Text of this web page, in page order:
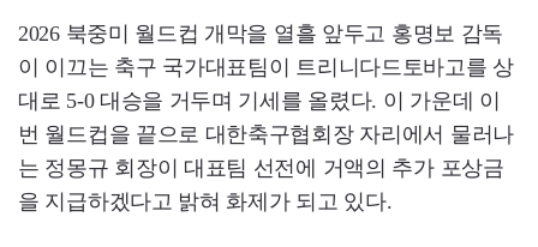
2026 북중미 월드컵 개막을 열흘 앞두고 홍명보 감독
이 이끄는 축구 국가대표팀이 트리니다드토바고를 상
대로 5-0 대승을 거두며 기세를 올렸다. 이 가운데 이
번 월드컵을 끝으로 대한축구협회장 자리에서 물러나
는 정몽규 회장이 대표팀 선전에 거액의 추가 포상금
을 지급하겠다고 밝혀 화제가 되고 있다.